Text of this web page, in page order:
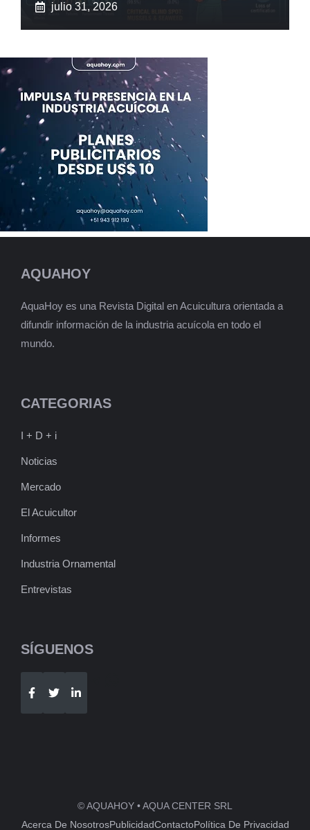
julio 31, 2026
AQUAHOY
AquaHoy es una Revista Digital en Acuicultura orientada a
difundir información de la industria acuícola en todo el
mundo.
CATEGORIAS
I + D + i
Noticias
Mercado
El Acuicultor
Informes
Industria Ornamental
Entrevistas
SÍGUENOS
© AQUAHOY • AQUA CENTER SRL
Acerca De NosotrosPublicidadContactoPolítica De Privacidad